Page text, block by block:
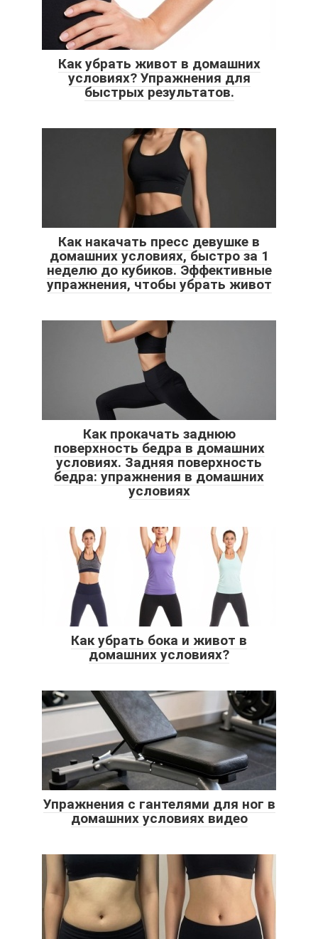
Как убрать живот в домашних
условиях? Упражнения для
быстрых результатов.
Как накачать пресс девушке в
домашних условиях, быстро за 1
неделю до кубиков. Эффективные
упражнения, чтобы убрать живот
Как прокачать заднюю
поверхность бедра в домашних
условиях. Задняя поверхность
бедра: упражнения в домашних
условиях
Как убрать бока и живот в
домашних условиях?
Упражнения с гантелями для ног в
домашних условиях видео